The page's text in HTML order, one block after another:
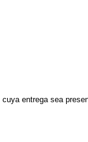
entrega sea